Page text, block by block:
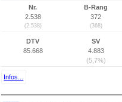
Nr.
2.538
(2.538)
B-Rang
372
(368)
DTV
85.668
SV
4.883
(5,7%)
Infos...